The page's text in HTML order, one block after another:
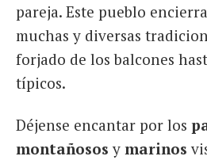
pareja. Este pueblo
muchas y diversas
forjado de los balcones
típicos.
Déjense encantar por los
montañosos y marinos